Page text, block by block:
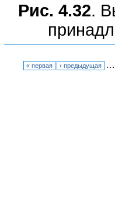
Рис. 4.32.
« первая ‹ предыдущая …